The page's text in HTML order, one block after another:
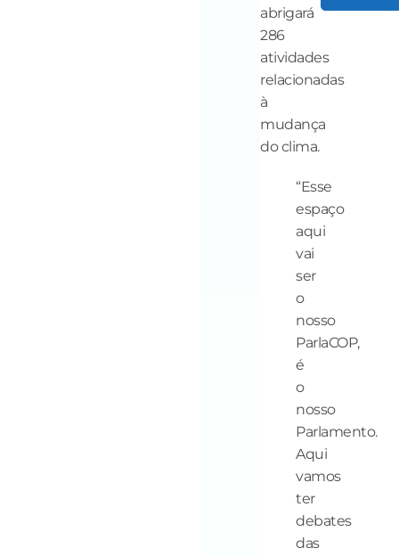
abrigará
286
atividades
relacionadas
à
mudança
do clima.
“Esse
espaço
aqui
vai
ser
o
nosso
ParlaCOP,
é
o
nosso
Parlamento.
Aqui
vamos
ter
debates
das